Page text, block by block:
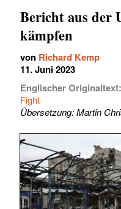
Bericht aus der
kämpfen
von Richard Kemp
11. Juni 2023
Englischer Originaltext:
Fight
Übersetzung: Martin